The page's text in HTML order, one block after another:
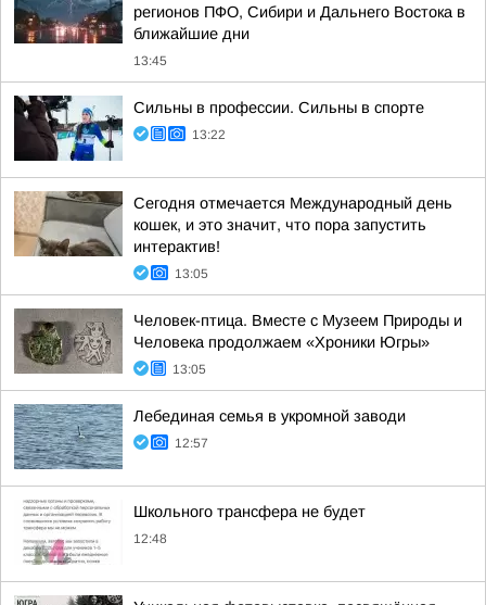
регионов ПФО, Сибири и Дальнего Востока в
ближайшие дни
13:45
Сильны в профессии. Сильны в спорте
13:22
Сегодня отмечается Международный день
кошек, и это значит, что пора запустить
интерактив!
13:05
Человек-птица. Вместе с Музеем Природы и
Человека продолжаем «Хроники Югры»
13:05
Лебединая семья в укромной заводи
12:57
Школьного трансфера не будет
12:48